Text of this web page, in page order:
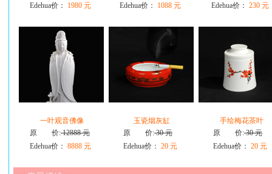
Edehua价：
1980 元
Edehua价：
1088 元
Edehua价： 230 元
一叶观音佛像
原 价:12888 元
Edehua价： 8888 元
玉瓷烟灰缸
原 价:30 元
Edehua价： 20 元
手绘梅花茶叶
原 价:30 元
Edehua价： 20 元